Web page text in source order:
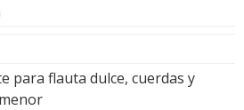
para flauta dulce, cuerdas y